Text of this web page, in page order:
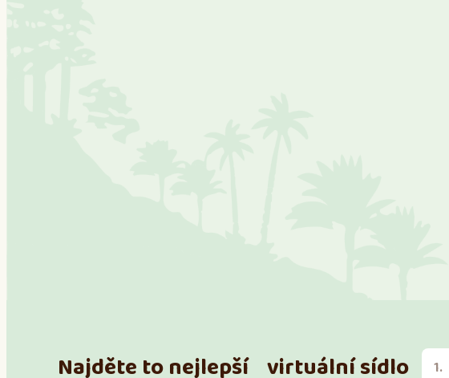
Najděte to nejlepší virtuální sídlo